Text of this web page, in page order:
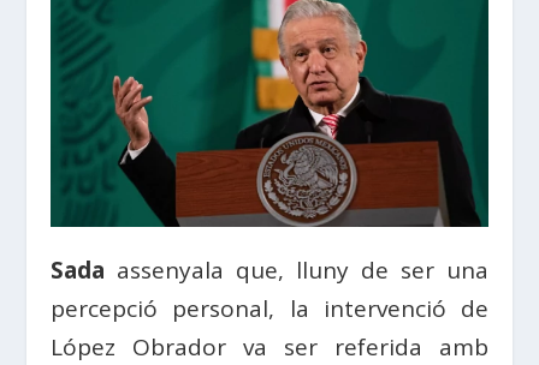
Sada assenyala que, lluny de ser una
percepció personal, la intervenció de
López Obrador va ser referida amb